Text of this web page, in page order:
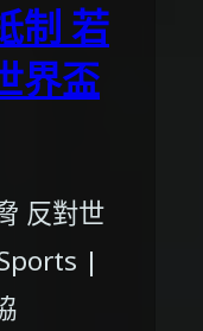
制 若
界盃
反對世
|